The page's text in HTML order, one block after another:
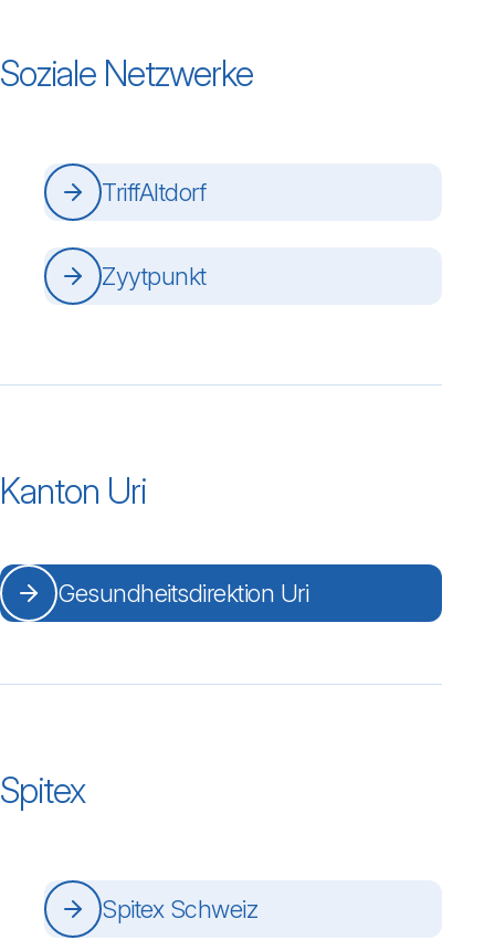
Soziale Netzwerke
TriffAltdorf
Zyytpunkt
Kanton Uri
Gesundheitsdirektion Uri
Spitex
Spitex Schweiz